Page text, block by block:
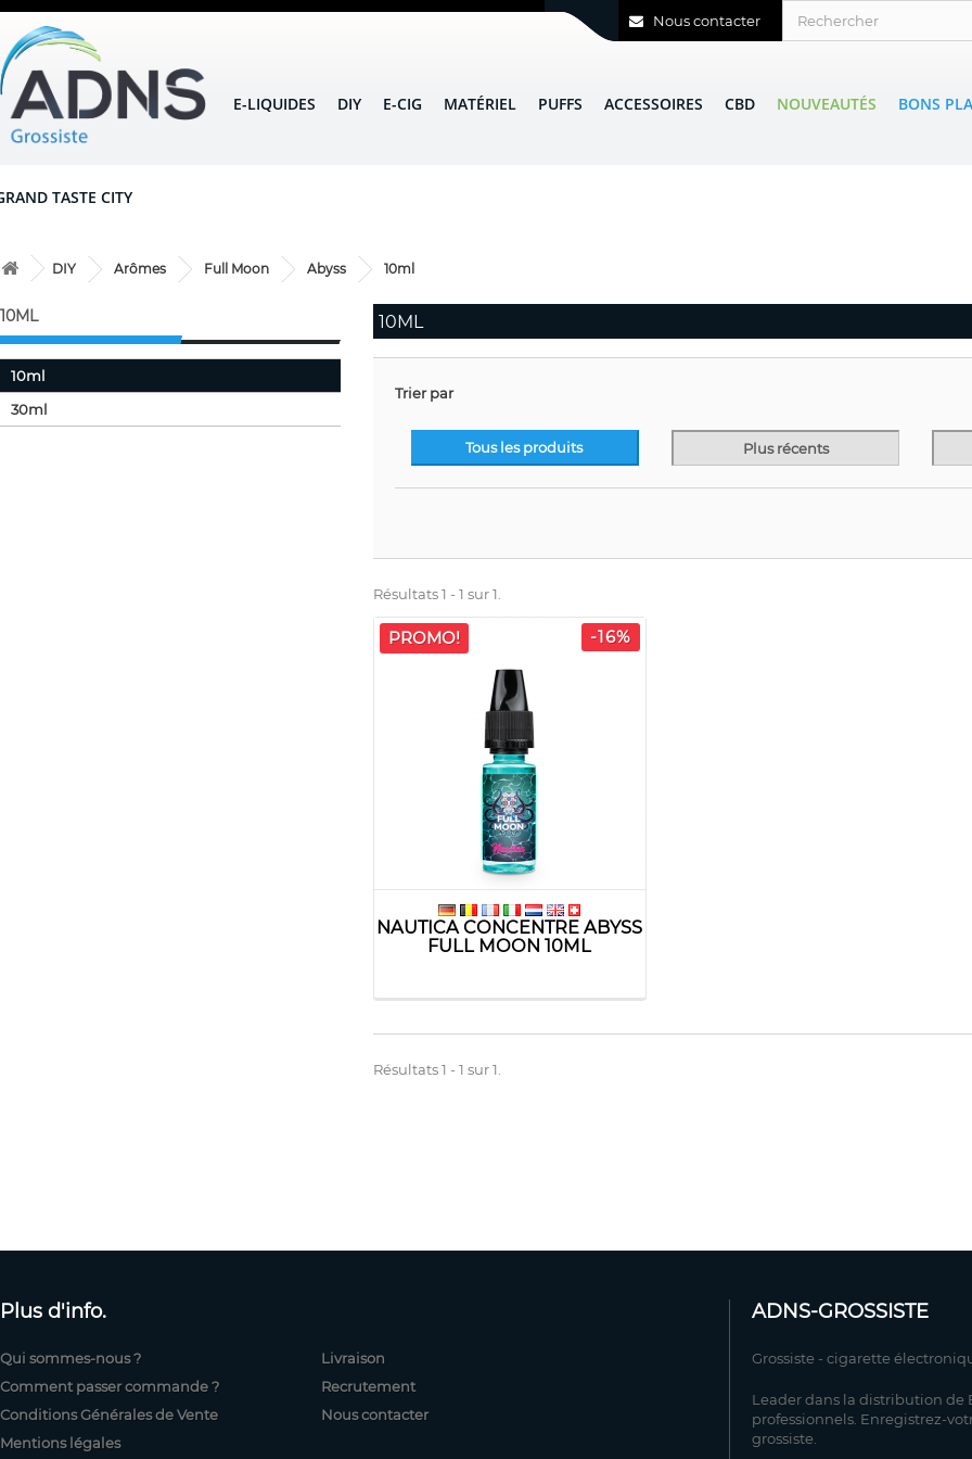
Nous contacter
E-LIQUIDES DIY E-CIG MATÉRIEL PUFFS ACCESSOIRES CBD NOUVEAUTÉS BONS
TASTE CITY
DIY Arômes Full Moon Abyss 10ml
10ML
10ml
30ml
10ML
Trier par
Tous les produits Plus récents
Résultats 1 - 1 sur 1.
PROMO! -16%
NAUTICA CONCENTRE ABYSS
FULL MOON 10ML
Résultats 1 - 1 sur 1.
Plus d'info.
Qui sommes-nous ?
Comment passer commande ?
Conditions Générales de Vente
Mentions légales
Livraison
Recrutement
Nous contacter
ADNS-GROSSISTE
Grossiste - cigarette
Leader dans la distribution de
professionnels. Enregistrez-
grossiste.